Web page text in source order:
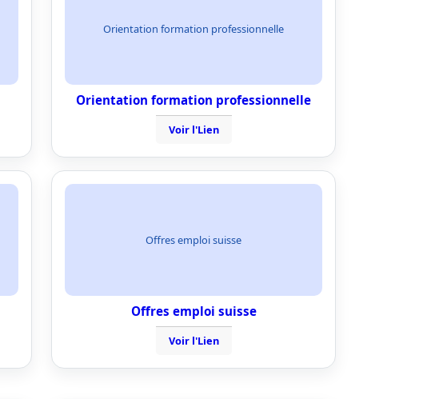
Orientation formation professionnelle
Orientation formation professionnelle
Voir l'Lien
Offres emploi suisse
Offres emploi suisse
Voir l'Lien